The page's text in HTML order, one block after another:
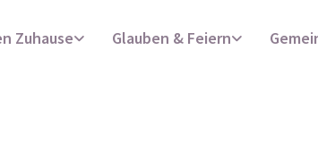
Zuhause Glauben & Feiern